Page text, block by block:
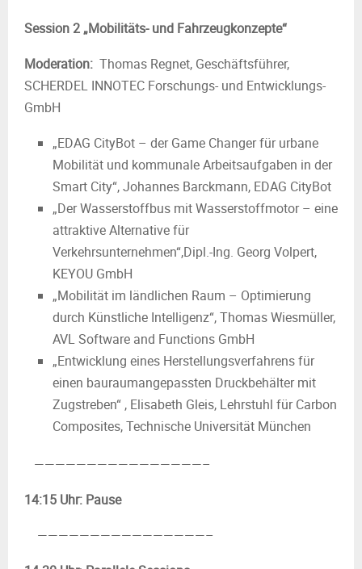
Session 2 „Mobilitäts- und Fahrzeugkonzepte“
Moderation: Thomas Regnet, Geschäftsführer,
SCHERDEL INNOTEC Forschungs- und Entwicklungs-
GmbH
„EDAG CityBot – der Game Changer für urbane
Mobilität und kommunale Arbeitsaufgaben in der
Smart City“, Johannes Barckmann, EDAG CityBot
„Der Wasserstoffbus mit Wasserstoffmotor – eine
attraktive Alternative für
Verkehrsunternehmen“,Dipl.-Ing. Georg Volpert,
KEYOU GmbH
„Mobilität im ländlichen Raum – Optimierung
durch Künstliche Intelligenz“, Thomas Wiesmüller,
AVL Software and Functions GmbH
„Entwicklung eines Herstellungsverfahrens für
einen bauraumangepassten Druckbehälter mit
Zugstreben“ , Elisabeth Gleis, Lehrstuhl für Carbon
Composites, Technische Universität München
————————————————–
14:15 Uhr: Pause
————————————————–